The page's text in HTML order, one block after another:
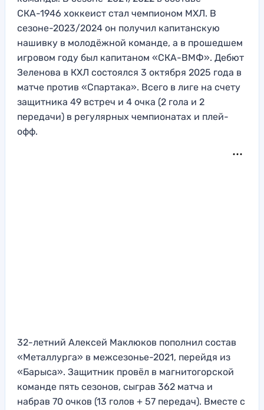
СКА-1946 хоккеист стал чемпионом МХЛ. В
сезоне-2023/2024 он получил капитанскую
нашивку в молодёжной команде, а в прошедшем
игровом году был капитаном «СКА-ВМФ». Дебют
Зеленова в КХЛ состоялся 3 октября 2025 года в
матче против «Спартака». Всего в лиге на счету
защитника 49 встреч и 4 очка (2 гола и 2
передачи) в регулярных чемпионатах и плей-
офф.
32-летний Алексей Маклюков пополнил состав
«Металлурга» в межсезонье-2021, перейдя из
«Барыса». Защитник провёл в магнитогорской
команде пять сезонов, сыграв 362 матча и
набрав 70 очков (13 голов + 57 передач). Вместе с